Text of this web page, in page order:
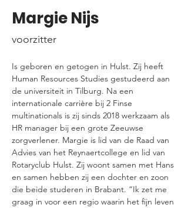
Margie Nijs
voorzitter
Is geboren en getogen in Hulst. Zij heeft
Human Resources Studies gestudeerd aan
de universiteit in Tilburg. Na een
internationale carrière bij 2 Finse
multinationals is zij sinds 2018 werkzaam als
HR manager bij een grote Zeeuwse
zorgverlener. Margie is lid van de Raad van
Advies van het Reynaertcollege en lid van
Rotaryclub Hulst. Zij woont samen met Hans
en samen hebben zij een dochter en zoon
die beide studeren in Brabant. “Ik zet me
graag in voor een regio waarin het fijn leven